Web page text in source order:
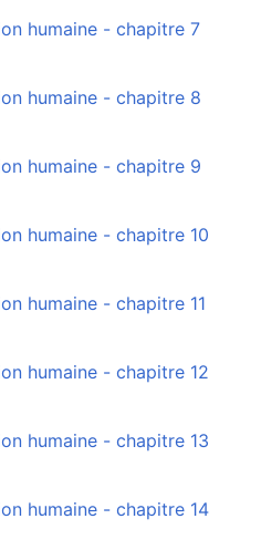
humaine - chapitre 7
humaine - chapitre 8
humaine - chapitre 9
humaine - chapitre 10
humaine - chapitre 11
humaine - chapitre 12
humaine - chapitre 13
humaine - chapitre 14